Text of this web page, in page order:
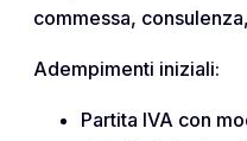
commessa,
Adempimenti iniziali:
Partita IVA con